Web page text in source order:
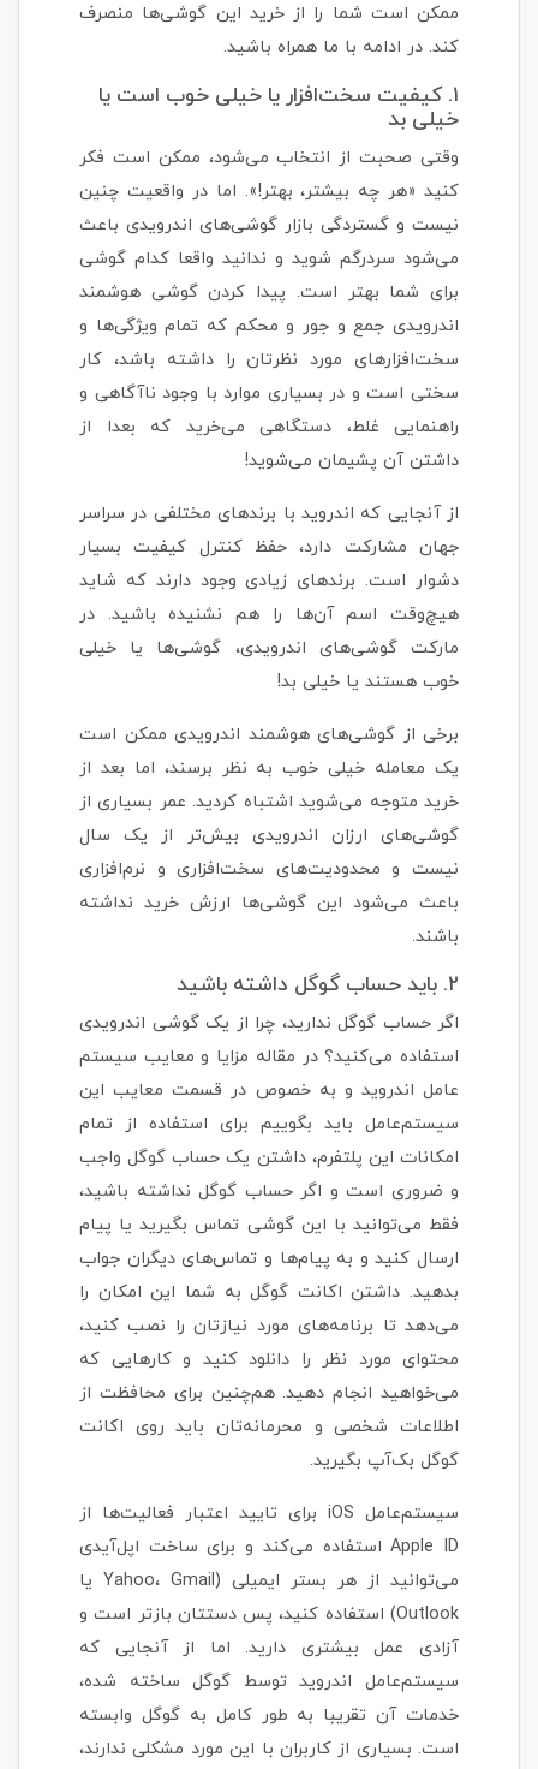
ممکن است شما را از خرید این گوشی‌ها منصرف
کند. در ادامه با ما همراه باشید.
۱. کیفیت سخت‌افزار یا خیلی خوب است یا
خیلی بد
وقتی صحبت از انتخاب می‌شود، ممکن است فکر
کنید «هر چه بیشتر، بهتر!». اما در واقعیت چنین
نیست و گستردگی بازار گوشی‌های اندرویدی باعث
می‌شود سردرگم شوید و ندانید واقعا کدام گوشی
برای شما بهتر است. پیدا کردن گوشی هوشمند
اندرویدی جمع و جور و محکم که تمام ویژگی‌ها و
سخت‌افزارهای مورد نظرتان را داشته باشد، کار
سختی است و در بسیاری موارد با وجود ناآگاهی و
راهنمایی غلط، دستگاهی می‌خرید که بعدا از
داشتن آن پشیمان می‌شوید!
از آنجایی که اندروید با برندهای مختلفی در سراسر
جهان مشارکت دارد، حفظ کنترل کیفیت بسیار
دشوار است. برندهای زیادی وجود دارند که شاید
هیچ‌وقت اسم آن‌ها را هم نشنیده باشید. در
مارکت گوشی‌های اندرویدی، گوشی‌ها یا خیلی
خوب هستند یا خیلی بد!
برخی از گوشی‌های هوشمند اندرویدی ممکن است
یک معامله خیلی خوب به نظر برسند، اما بعد از
خرید متوجه می‌شوید اشتباه کردید. عمر بسیاری از
گوشی‌های ارزان اندرویدی بیش‌تر از یک سال
نیست و محدودیت‌های سخت‌افزاری و نرم‌افزاری
باعث می‌شود این گوشی‌ها ارزش خرید نداشته
باشند.
۲. باید حساب گوگل داشته باشید
اگر حساب گوگل ندارید، چرا از یک گوشی اندرویدی
استفاده می‌کنید؟ در مقاله مزایا و معایب سیستم
عامل اندروید و به خصوص در قسمت معایب این
سیستم‌عامل باید بگوییم برای استفاده از تمام
امکانات این پلتفرم، داشتن یک حساب گوگل واجب
و ضروری است و اگر حساب گوگل نداشته باشید،
فقط می‌توانید با این گوشی تماس بگیرید یا پیام
ارسال کنید و به پیام‌ها و تماس‌های دیگران جواب
بدهید. داشتن اکانت گوگل به شما این امکان را
می‌دهد تا برنامه‌های مورد نیازتان را نصب کنید،
محتوای مورد نظر را دانلود کنید و کارهایی که
می‌خواهید انجام دهید. هم‌چنین برای محافظت از
اطلاعات شخصی و محرمانه‌تان باید روی اکانت
گوگل بک‌آپ بگیرید.
سیستم‌عامل iOS برای تایید اعتبار فعالیت‌ها از
Apple ID استفاده می‌کند و برای ساخت اپل‌آیدی
می‌توانید از هر بستر ایمیلی (Yahoo، Gmail یا
Outlook) استفاده کنید، پس دستتان بازتر است و
آزادی عمل بیشتری دارید. اما از آنجایی که
سیستم‌عامل اندروید توسط گوگل ساخته شده،
خدمات آن تقریبا به طور کامل به گوگل وابسته
است. بسیاری از کاربران با این مورد مشکلی ندارند،